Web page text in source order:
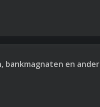
bankmagnaten en ander